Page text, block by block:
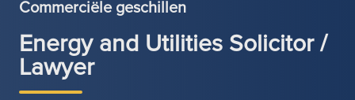
Commerciële geschillen
Energy and Utilities Solicitor /
Lawyer